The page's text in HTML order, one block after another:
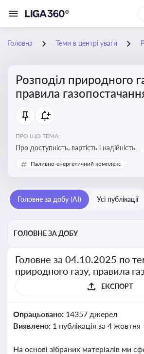
Головна Теми в центрі уваги
Розподіл природного
правила
ПРО ЩО ТЕМА:
Про доступність, вартість і надійність
енергопостачання для бізнесу та вплив
стабільність
Паливно-енергетичний комплекс
Головне за добу (AI) Усі публікації
ГОЛОВНЕ ЗА ДОБУ
Головне за 04.10.2025 по
природного газу, правила
ЕКСПОРТ
Опрацьовано: 14357 джерел
Виявлено: 1 публікація за 4 жовтня
На основі зібраних матеріалів ми